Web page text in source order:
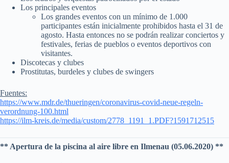
Los principales eventos
Los grandes eventos con un mínimo de 1.000
participantes están inicialmente prohibidos hasta el 31 de
agosto. Hasta entonces no se podrán realizar conciertos y
festivales, ferias de pueblos o eventos deportivos con
visitantes.
Discotecas y clubes
Prostitutas, burdeles y clubes de swingers
Fuentes:
https://www.mdr.de/thueringen/coronavirus-covid-neue-regeln-
verordnung-100.html
https://ilm-kreis.de/media/custom/2778_1191_1.PDF?1591712515
** Apertura de la piscina al aire libre en Ilmenau (05.06.2020) **